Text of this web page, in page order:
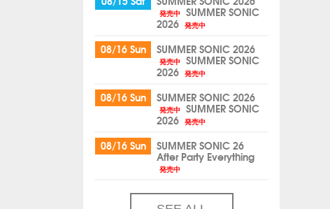
発売中 SUMMER SONIC
2026 発売中
08/16 Sun SUMMER SONIC 2026
発売中 SUMMER SONIC
2026 発売中
08/16 Sun SUMMER SONIC 2026
発売中 SUMMER SONIC
2026 発売中
08/16 Sun SUMMER SONIC 26
After Party Everything
発売中